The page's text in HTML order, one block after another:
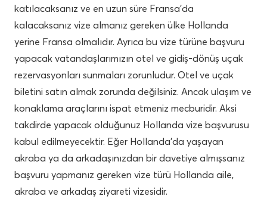
katılacaksanız ve en uzun süre Fransa’da
kalacaksanız vize almanız gereken ülke Hollanda
yerine Fransa olmalıdır. Ayrıca bu vize türüne başvuru
yapacak vatandaşlarımızın otel ve gidiş-dönüş uçak
rezervasyonları sunmaları zorunludur. Otel ve uçak
biletini satın almak zorunda değilsiniz. Ancak ulaşım ve
konaklama araçlarını ispat etmeniz mecburidir. Aksi
takdirde yapacak olduğunuz Hollanda vize başvurusu
kabul edilmeyecektir. Eğer Hollanda’da yaşayan
akraba ya da arkadaşınızdan bir davetiye almışsanız
başvuru yapmanız gereken vize türü Hollanda aile,
akraba ve arkadaş ziyareti vizesidir.